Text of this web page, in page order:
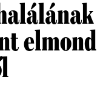
elmond